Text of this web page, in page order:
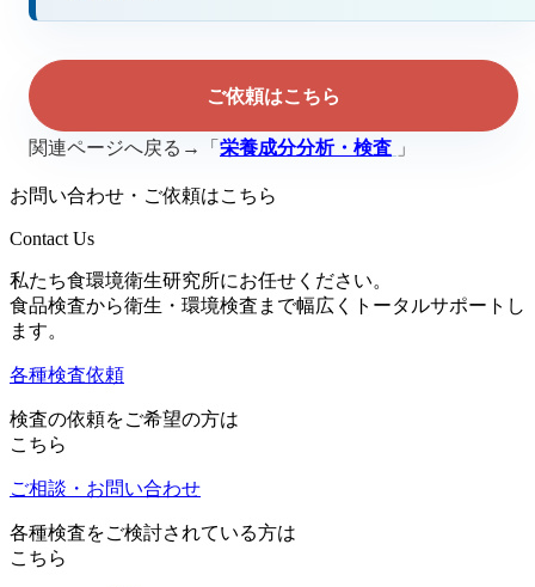
ご依頼はこちら
関連ページへ戻る→「 栄養成分分析・検査 」
お問い合わせ・ご依頼はこちら
Contact Us
私たち食環境衛生研究所にお任せください。
食品検査から衛生・環境検査まで幅広くトータルサポートし
ます。
各種検査依頼
検査の依頼をご希望の方は
こちら
ご相談・お問い合わせ
各種検査をご検討されている方は
こちら